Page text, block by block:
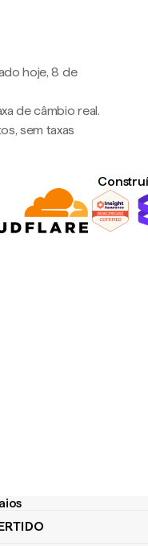
hoje, 8 de
de câmbio real.
sem taxas